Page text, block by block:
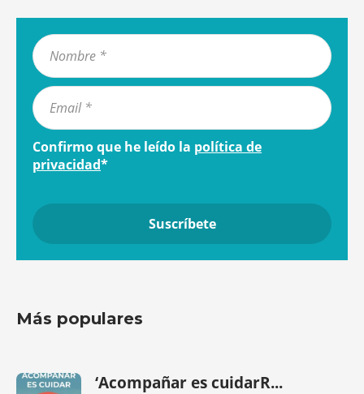
Confirmo que he leído la política de
privacidad*
Más populares
‘Acompañar es cuidarR...